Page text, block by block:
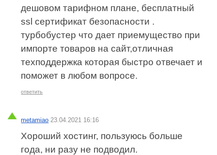
дешовом тарифном плане, бесплатный
ssl сертификат безопасности .
турбобустер что дает приемущество при
импорте товаров на сайт,отличная
техподдержка которая быстро отвечает и
поможет в любом вопросе.
ответить
metamiao 23.04.2021 16:16
Хороший хостинг, пользуюсь больше
года, ни разу не подводил.